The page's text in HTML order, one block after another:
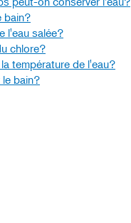
bain?
l'eau salée?
chlore?
température de l'eau?
bain?